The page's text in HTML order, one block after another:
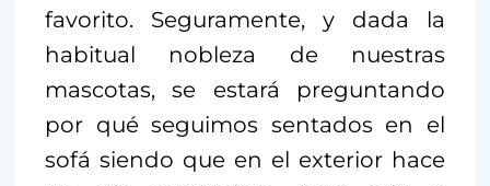
favorito. Seguramente, y dada la
habitual nobleza de nuestras
mascotas, se estará preguntando
por qué seguimos sentados en el
sofá siendo que en el exterior hace